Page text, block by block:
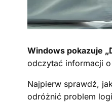
Windows pokazuje
odczytać informacji
Najpierw sprawdź,
odróżnić problem